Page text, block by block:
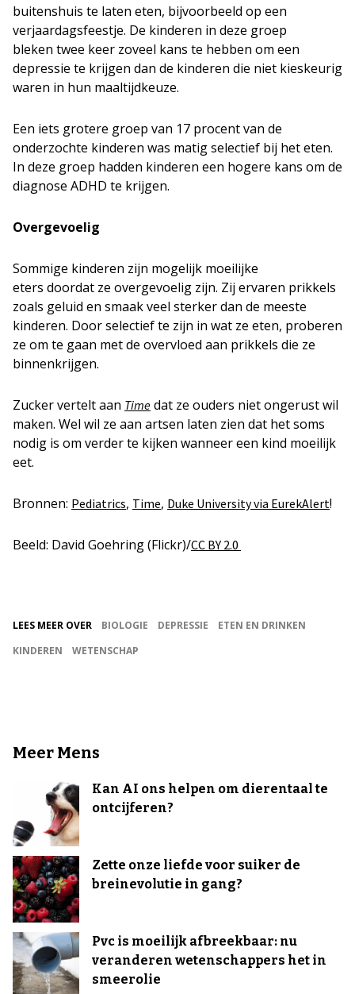
buitenshuis te laten eten, bijvoorbeeld op een
verjaardagsfeestje. De kinderen in deze groep
bleken twee keer zoveel kans te hebben om een
depressie te krijgen dan de kinderen die niet kieskeurig
waren in hun maaltijdkeuze.
Een iets grotere groep van 17 procent van de
onderzochte kinderen was matig selectief bij het eten.
In deze groep hadden kinderen een hogere kans om de
diagnose ADHD te krijgen.
Overgevoelig
Sommige kinderen zijn mogelijk moeilijke
eters doordat ze overgevoelig zijn. Zij ervaren prikkels
zoals geluid en smaak veel sterker dan de meeste
kinderen. Door selectief te zijn in wat ze eten, proberen
ze om te gaan met de overvloed aan prikkels die ze
binnenkrijgen.
Zucker vertelt aan Time dat ze ouders niet ongerust wil
maken. Wel wil ze aan artsen laten zien dat het soms
nodig is om verder te kijken wanneer een kind moeilijk
eet.
Bronnen: Pediatrics, Time, Duke University via EurekAlert!
Beeld: David Goehring (Flickr)/CC BY 2.0
LEES MEER OVER BIOLOGIE DEPRESSIE
ETEN EN DRINKEN
KINDEREN
WETENSCHAP
Meer Mens
Kan AI ons helpen om dierentaal te
ontcijferen?
Zette onze liefde voor suiker de
breinevolutie in gang?
Pvc is moeilijk afbreekbaar: nu
veranderen wetenschappers het in
smeerolie